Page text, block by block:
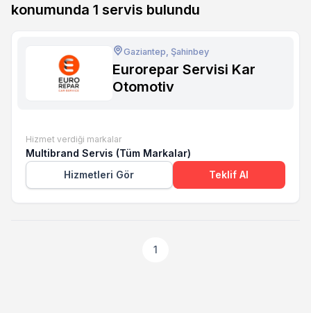
konumunda 1 servis bulundu
Gaziantep, Şahinbey
Eurorepar Servisi Kar
Otomotiv
Hizmet verdiği markalar
Multibrand Servis (Tüm Markalar)
Hizmetleri Gör
Teklif Al
1